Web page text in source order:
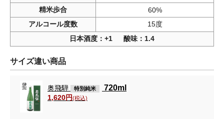
精米歩合
60%
アルコール度数
15度
日本酒度：+1 酸味：1.4
サイズ違い商品
奥飛騨 特別純米 720ml
1,620円(税込)